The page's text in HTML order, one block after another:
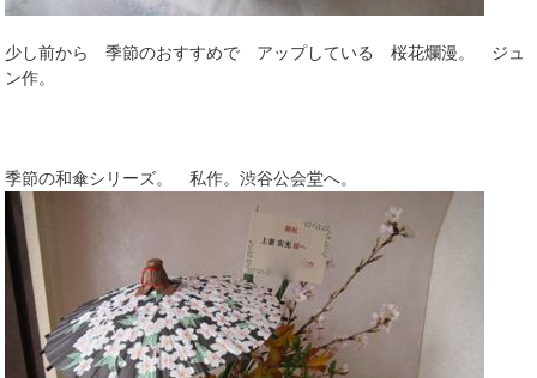
少し前から 季節のおすすめで アップしている 桜花爛漫。 ジュ
ン作。
季節の和傘シリーズ。 私作。渋谷公会堂へ。